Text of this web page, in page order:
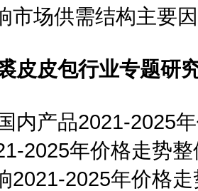
供需结构主要因
皮皮包行业专题研
产品2021-2025年
年价格走势整
2025年价格走